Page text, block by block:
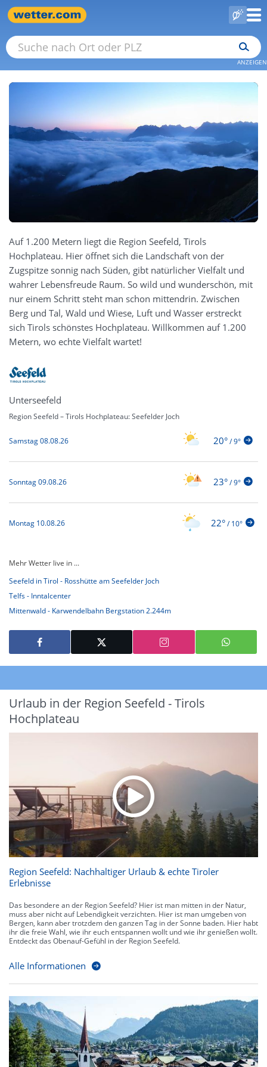
ANZEIGEN
Auf 1.200 Metern liegt die Region Seefeld, Tirols
Hochplateau. Hier öffnet sich die Landschaft von der
Zugspitze sonnig nach Süden, gibt natürlicher Vielfalt und
wahrer Lebensfreude Raum. So wild und wunderschön, mit
nur einem Schritt steht man schon mittendrin. Zwischen
Berg und Tal, Wald und Wiese, Luft und Wasser erstreckt
sich Tirols schönstes Hochplateau. Willkommen auf 1.200
Metern, wo echte Vielfalt wartet!
Unterseefeld
Region Seefeld – Tirols Hochplateau: Seefelder Joch
Samstag 08.08.26 20°/9°
Sonntag 09.08.26 23°/9°
Montag 10.08.26 22°/10°
Mehr Wetter live in ...
Seefeld in Tirol - Rosshütte am Seefelder Joch
Telfs - Inntalcenter
Mittenwald - Karwendelbahn Bergstation 2.244m
Urlaub in der Region Seefeld - Tirols
Hochplateau
Region Seefeld: Nachhaltiger Urlaub & echte Tiroler
Erlebnisse
Das besondere an der Region Seefeld? Hier ist man mitten in der Natur,
muss aber nicht auf Lebendigkeit verzichten. Hier ist man umgeben von
Bergen, kann aber trotzdem den ganzen Tag in der Sonne baden. Hier habt
ihr die freie Wahl, wie ihr euch entspannen wollt und wie ihr genießen wollt.
Entdeckt das Obenauf-Gefühl in der Region Seefeld.
Alle Informationen